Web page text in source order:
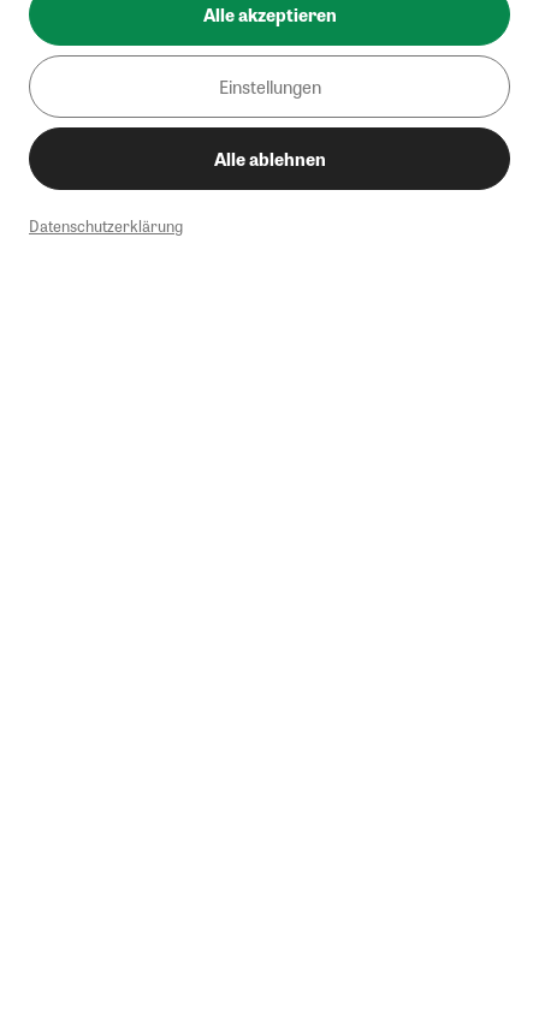
Alle akzeptieren
Einstellungen
Alle ablehnen
Datenschutzerklärung